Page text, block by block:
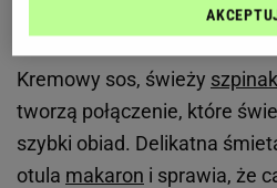
wyjątkowo apetyczne
Kremowy sos, świeży szpinak
tworzą połączenie, które
szybki obiad. Delikatna
otula makaron i sprawia, że